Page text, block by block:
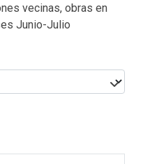
vecinas, obras en
Junio-Julio